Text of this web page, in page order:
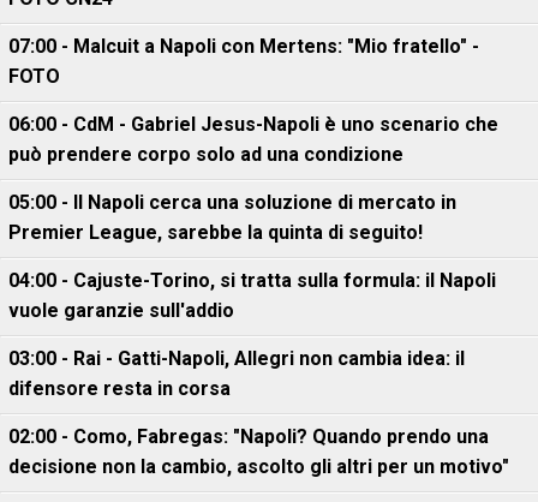
07:00 - Malcuit a Napoli con Mertens: "Mio fratello" -
FOTO
06:00 - CdM - Gabriel Jesus-Napoli è uno scenario che
può prendere corpo solo ad una condizione
05:00 - Il Napoli cerca una soluzione di mercato in
Premier League, sarebbe la quinta di seguito!
04:00 - Cajuste-Torino, si tratta sulla formula: il Napoli
vuole garanzie sull'addio
03:00 - Rai - Gatti-Napoli, Allegri non cambia idea: il
difensore resta in corsa
02:00 - Como, Fabregas: "Napoli? Quando prendo una
decisione non la cambio, ascolto gli altri per un motivo"